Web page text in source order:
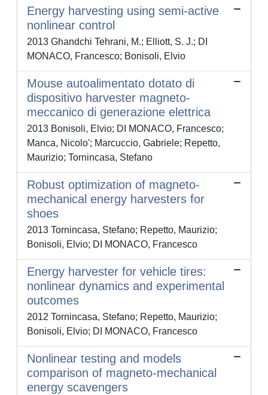
Energy harvesting using semi-active
nonlinear control
2013 Ghandchi Tehrani, M.; Elliott, S. J.; DI
MONACO, Francesco; Bonisoli, Elvio
Mouse autoalimentato dotato di
dispositivo harvester magneto-
meccanico di generazione elettrica
2013 Bonisoli, Elvio; DI MONACO, Francesco;
Manca, Nicolo'; Marcuccio, Gabriele; Repetto,
Maurizio; Tornincasa, Stefano
Robust optimization of magneto-
mechanical energy harvesters for
shoes
2013 Tornincasa, Stefano; Repetto, Maurizio;
Bonisoli, Elvio; DI MONACO, Francesco
Energy harvester for vehicle tires:
nonlinear dynamics and experimental
outcomes
2012 Tornincasa, Stefano; Repetto, Maurizio;
Bonisoli, Elvio; DI MONACO, Francesco
Nonlinear testing and models
comparison of magneto-mechanical
energy scavengers